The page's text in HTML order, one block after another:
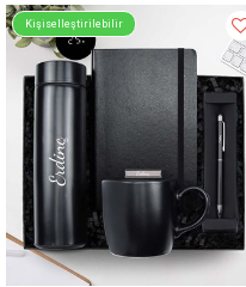
Kişiselleştirilebilir